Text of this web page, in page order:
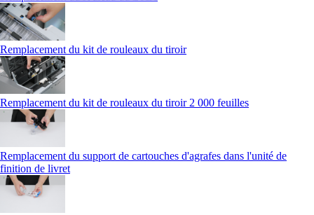
Remplacement du kit de rouleaux du tiroir
Remplacement du kit de rouleaux du tiroir 2 000 feuilles
Remplacement du support de cartouches d'agrafes dans l'unité de
finition de livret